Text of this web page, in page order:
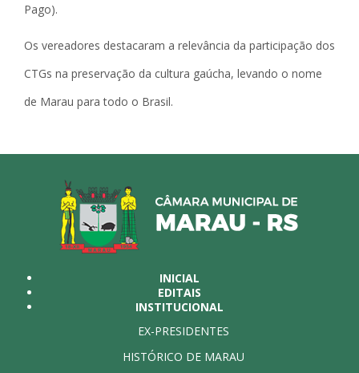
Pago).
Os vereadores destacaram a relevância da participação dos
CTGs na preservação da cultura gaúcha, levando o nome
de Marau para todo o Brasil.
INICIAL
EDITAIS
INSTITUCIONAL
EX-PRESIDENTES
HISTÓRICO DE MARAU